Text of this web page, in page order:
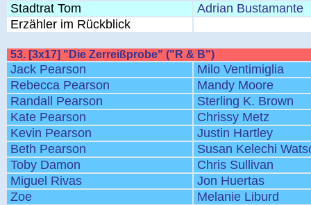
Stadtrat Tom
Adrian Bustamante
Erzähler im Rückblick
53. [3x17] "Die Zerreißprobe" ("R & B")
Jack Pearson
Milo Ventimiglia
Rebecca Pearson
Mandy Moore
Randall Pearson
Sterling K. Brown
Kate Pearson
Chrissy Metz
Kevin Pearson
Justin Hartley
Beth Pearson
Susan Kelechi
Toby Damon
Chris Sullivan
Miguel Rivas
Jon Huertas
Zoe
Melanie Liburd